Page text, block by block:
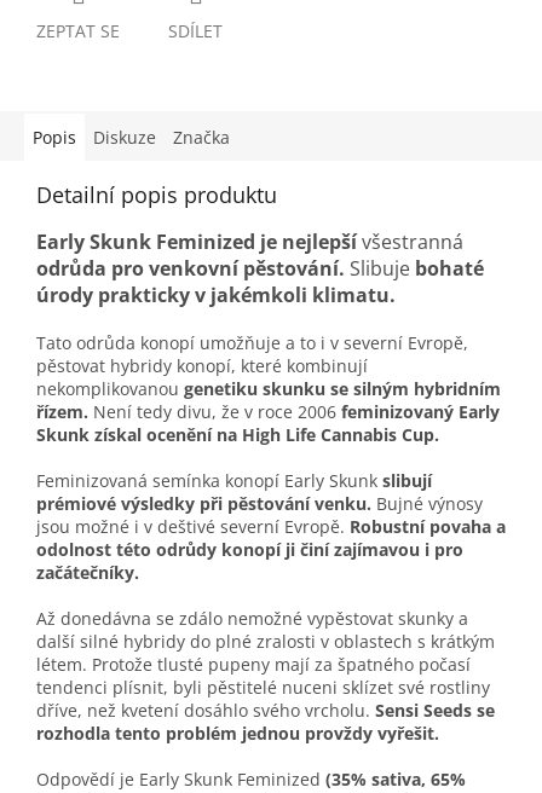
ZEPTAT SE SDÍLET
Popis Diskuze Značka
Detailní popis produktu
Early Skunk Feminized je nejlepšívšestranná
odrůda pro venkovní pěstování. Slibuje bohaté
úrody prakticky v jakémkoli klimatu.
Tato odrůda konopí umožňuje a to i v severní Evropě,
pěstovat hybridy konopí, které kombinují
nekomplikovanou genetiku skunku se silným hybridním
řízem. Není tedy divu, že v roce 2006 feminizovaný Early
Skunk získal ocenění na High Life Cannabis Cup.
Feminizovaná semínka konopí Early Skunk slibují
prémiové výsledky při pěstování venku. Bujné výnosy
jsou možné i v deštivé severní Evropě. Robustní povaha a
odolnost této odrůdy konopí ji činí zajímavou i pro
začátečníky.
Až donedávna se zdálo nemožné vypěstovat skunky a
další silné hybridy do plné zralosti v oblastech s krátkým
létem. Protože tlusté pupeny mají za špatného počasí
tendenci plísnit, byli pěstitelé nuceni sklízet své rostliny
dříve, než kvetení dosáhlo svého vrcholu. Sensi Seeds se
rozhodla tento problém jednou provždy vyřešit.
Odpovědí je Early Skunk Feminized (35% sativa, 65%